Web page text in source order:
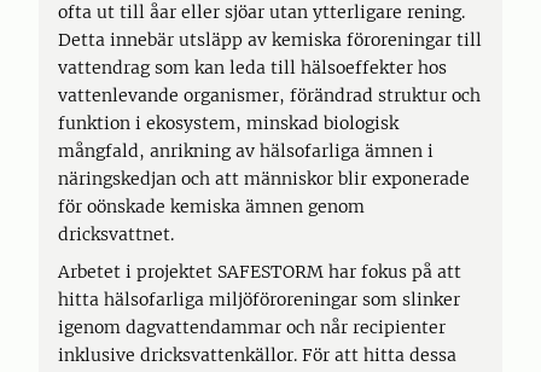
ofta ut till åar eller sjöar utan ytterligare rening.
Detta innebär utsläpp av kemiska föroreningar till
vattendrag som kan leda till hälsoeffekter hos
vattenlevande organismer, förändrad struktur och
funktion i ekosystem, minskad biologisk
mångfald, anrikning av hälsofarliga ämnen i
näringskedjan och att människor blir exponerade
för oönskade kemiska ämnen genom
dricksvattnet.
Arbetet i projektet SAFESTORM har fokus på att
hitta hälsofarliga miljöföroreningar som slinker
igenom dagvattendammar och når recipienter
inklusive dricksvattenkällor. För att hitta dessa